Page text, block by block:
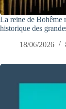
La reine de Bohême
historique des
18/06/2026